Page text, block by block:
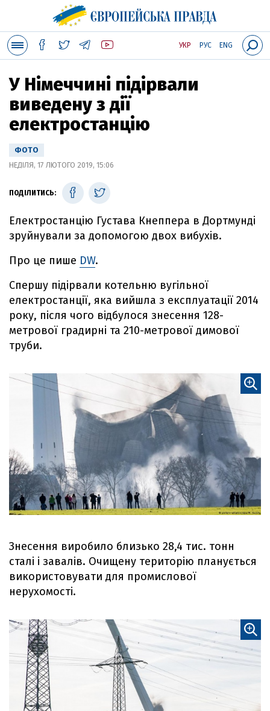
УКР РУС ENG
У Німеччині підірвали
виведену з дії
електростанцію
ФОТО
НЕДІЛЯ, 17 ЛЮТОГО 2019, 15:06
ПОДІЛИТИСЬ:
Електростанцію Густава Кнеппера в Дортмунді
зруйнували за допомогою двох вибухів.
Про це пише DW.
Cпершу підірвали котельню вугільної
електростанції, яка вийшла з експлуатації 2014
року, після чого відбулося знесення 128-
метрової градирні та 210-метрової димової
труби.
Знесення виробило близько 28,4 тис. тонн
сталі і завалів. Очищену територію планується
використовувати для промислової
нерухомості.